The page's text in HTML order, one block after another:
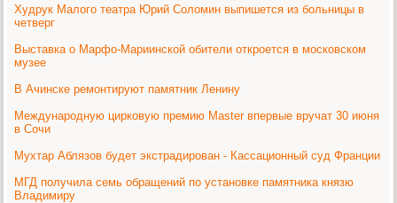
Худрук Малого театра Юрий Соломин выпишется из больницы в
четверг
Выставка о Марфо-Мариинской обители откроется в московском
музее
В Ачинске ремонтируют памятник Ленину
Международную цирковую премию Master впервые вручат 30 июня
в Сочи
Мухтар Аблязов будет экстрадирован - Кассационный суд Франции
МГД получила семь обращений по установке памятника князю
Владимиру